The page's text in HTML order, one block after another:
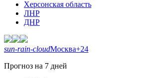
Херсонская область
ЛНР
ДНР
sun-rain-cloudМосква+24
Прогноз на 7 дней